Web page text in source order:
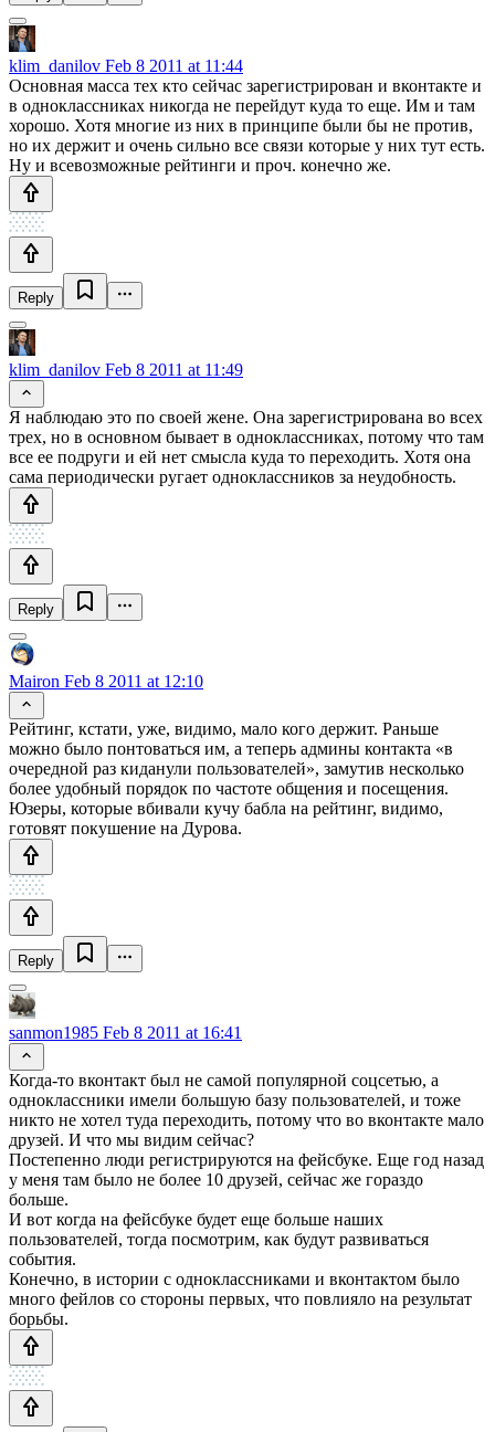
klim_danilov Feb 8 2011 at 11:44
Основная масса тех кто сейчас зарегистрирован и вконтакте и
в одноклассниках никогда не перейдут куда то еще. Им и там
хорошо. Хотя многие из них в принципе были бы не против,
но их держит и очень сильно все связи которые у них тут есть.
Ну и всевозможные рейтинги и проч. конечно же.
Reply
klim_danilov Feb 8 2011 at 11:49
Я наблюдаю это по своей жене. Она зарегистрирована во всех
трех, но в основном бывает в одноклассниках, потому что там
все ее подруги и ей нет смысла куда то переходить. Хотя она
сама периодически ругает одноклассников за неудобность.
Reply
Mairon Feb 8 2011 at 12:10
Рейтинг, кстати, уже, видимо, мало кого держит. Раньше
можно было понтоваться им, а теперь админы контакта «в
очередной раз киданули пользователей», замутив несколько
более удобный порядок по частоте общения и посещения.
Юзеры, которые вбивали кучу бабла на рейтинг, видимо,
готовят покушение на Дурова.
Reply
sanmon1985 Feb 8 2011 at 16:41
Когда-то вконтакт был не самой популярной соцсетью, а
одноклассники имели большую базу пользователей, и тоже
никто не хотел туда переходить, потому что во вконтакте мало
друзей. И что мы видим сейчас?
Постепенно люди регистрируются на фейсбуке. Еще год назад
у меня там было не более 10 друзей, сейчас же гораздо
больше.
И вот когда на фейсбуке будет еще больше наших
пользователей, тогда посмотрим, как будут развиваться
события.
Конечно, в истории с одноклассниками и вконтактом было
много фейлов со стороны первых, что повлияло на результат
борьбы.